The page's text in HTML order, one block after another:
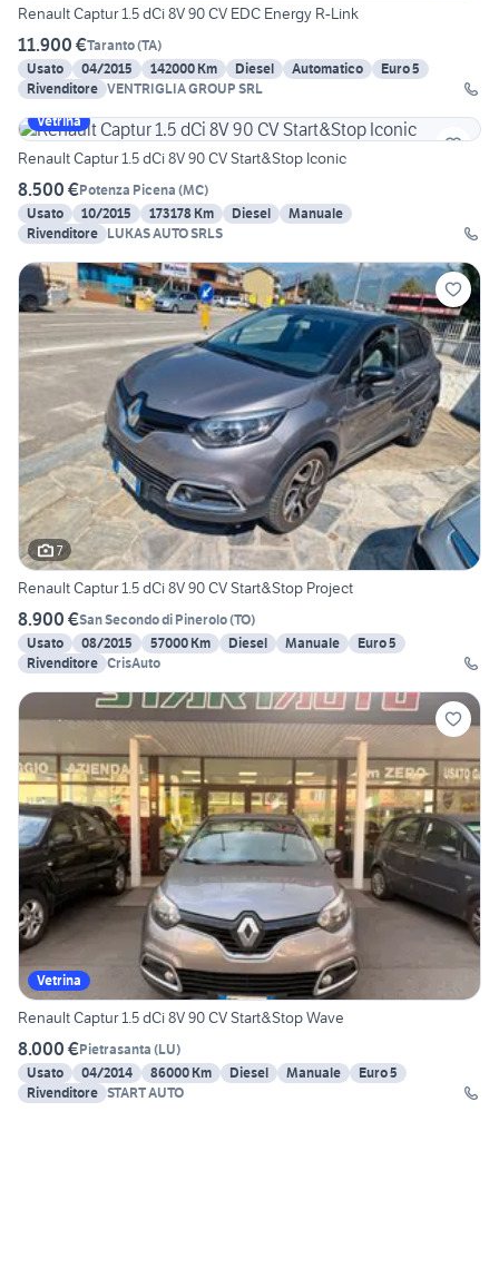
Renault Captur 1.5 dCi 8V 90 CV EDC Energy R-Link
11.900 €Taranto(TA)
Usato
04/2015 142000 Km Diesel Automatico
Euro 5
Rivenditore VENTRIGLIA GROUP SRL
Vetrina
Renault Captur 1.5 dCi 8V 90 CV Start&Stop Iconic
8.500 €Potenza Picena (MC)
Usato
10/2015 173178 Km Diesel
Manuale
Rivenditore
LUKAS AUTO SRLS
7
Renault Captur 1.5 dCi 8V 90 CV Start&Stop Project
8.900 €San Secondo di Pinerolo(TO)
Usato
08/2015 57000 Km Diesel Manuale
Euro 5
Rivenditore CrisAuto
Vetrina
Renault Captur 1.5 dCi 8V 90 CV Start&Stop Wave
8.000 €Pietrasanta (LU)
Usato
04/2014 86000 Km Diesel Manuale
Euro 5
Rivenditore START AUTO